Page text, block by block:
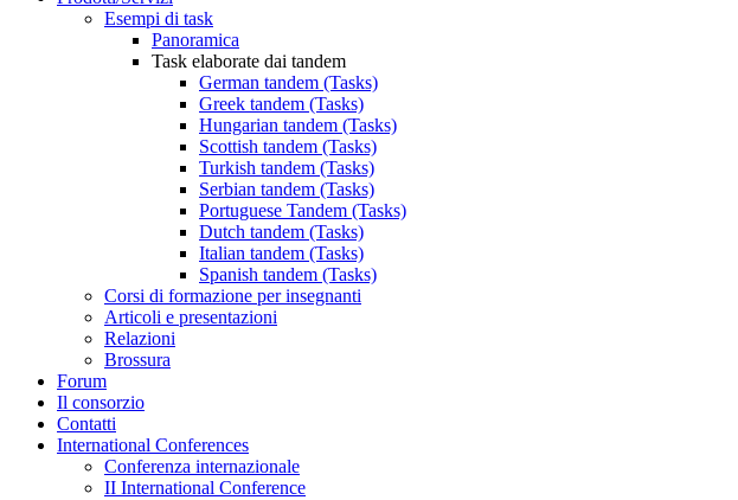
Esempi di task
Panoramica
Task elaborate dai tandem
German tandem (Tasks)
Greek tandem (Tasks)
Hungarian tandem (Tasks)
Scottish tandem (Tasks)
Turkish tandem (Tasks)
Serbian tandem (Tasks)
Portuguese Tandem (Tasks)
Dutch tandem (Tasks)
Italian tandem (Tasks)
Spanish tandem (Tasks)
Corsi di formazione per insegnanti
Articoli e presentazioni
Relazioni
Brossura
Forum
Il consorzio
Contatti
International Conferences
Conferenza internazionale
II International Conference